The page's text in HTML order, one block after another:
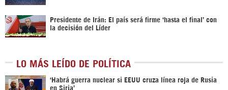
Presidente de Irán: El país será firme ‘hasta el final’ con
la decisión del Líder
LO MÁS LEÍDO DE POLÍTICA
‎‘Habrá guerra nuclear si EEUU cruza línea roja de Rusia
en Siria’‎